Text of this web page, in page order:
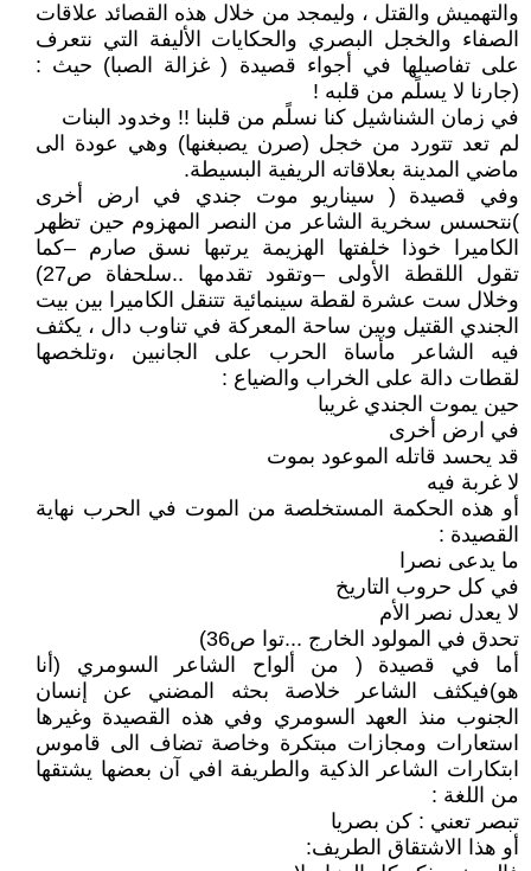
والتهميش والقتل ، وليمجد من خلال هذه القصائد علاقات
الصفاء والخجل البصري والحكايات الأليفة التي نتعرف
على تفاصيلها في أجواء قصيدة ( غزالة الصبا) حيث :
(جارنا لا يسلًم من قلبه !
في زمان الشناشيل كنا نسلًم من قلبنا !! وخدود البنات
لم تعد تتورد من خجل (صرن يصبغنها) وهي عودة الى
ماضي المدينة بعلاقاته الريفية البسيطة.
وفي قصيدة ( سيناريو موت جندي في ارض أخرى
)نتحسس سخرية الشاعر من النصر المهزوم حين تظهر
الكاميرا خوذا خلفتها الهزيمة يرتبها نسق صارم –كما
تقول اللقطة الأولى –وتقود تقدمها ..سلحفاة ص27)
وخلال ست عشرة لقطة سينمائية تتنقل الكاميرا بين بيت
الجندي القتيل وبين ساحة المعركة في تناوب دال ، يكثف
فيه الشاعر مأساة الحرب على الجانبين ،وتلخصها
لقطات دالة على الخراب والضياع :
حين يموت الجندي غريبا
في ارض أخرى
قد يحسد قاتله الموعود بموت
لا غربة فيه
أو هذه الحكمة المستخلصة من الموت في الحرب نهاية
القصيدة :
ما يدعى نصرا
في كل حروب التاريخ
لا يعدل نصر الأم
تحدق في المولود الخارج ...توا ص36)
أما في قصيدة ( من ألواح الشاعر السومري (أنا
هو)فيكثف الشاعر خلاصة بحثه المضني عن إنسان
الجنوب منذ العهد السومري وفي هذه القصيدة وغيرها
استعارات ومجازات مبتكرة وخاصة تضاف الى قاموس
ابتكارات الشاعر الذكية والطريفة افي آن بعضها يشتقها
من اللغة :
تبصر تعني : كن بصريا
أو هذا الاشتقاق الطريف: